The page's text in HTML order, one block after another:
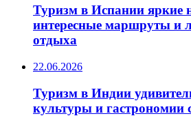
Туризм в Испании яркие
интересные маршруты и
отдыха
22.06.2026
Туризм в Индии
культуры и гастрономии